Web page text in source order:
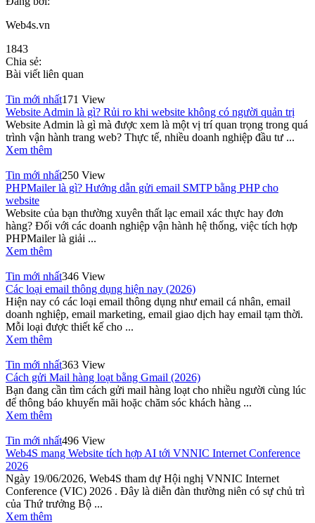
Web4s.vn
1843
Chia sẻ:
Bài viết liên quan
Tin mới nhất171 View
Website Admin là gì? Rủi ro khi website không có người quản trị
Website Admin là gì mà được xem là một vị trí quan trọng trong quá
trình vận hành trang web? Thực tế, nhiều doanh nghiệp đầu tư ...
Xem thêm
Tin mới nhất250 View
PHPMailer là gì? Hướng dẫn gửi email SMTP bằng PHP cho
website
Website của bạn thường xuyên thất lạc email xác thực hay đơn
hàng? Đối với các doanh nghiệp vận hành hệ thống, việc tích hợp
PHPMailer là giải ...
Xem thêm
Tin mới nhất346 View
Các loại email thông dụng hiện nay (2026)
Hiện nay có các loại email thông dụng như email cá nhân, email
doanh nghiệp, email marketing, email giao dịch hay email tạm thời.
Mỗi loại được thiết kế cho ...
Xem thêm
Tin mới nhất363 View
Cách gửi Mail hàng loạt bằng Gmail (2026)
Bạn đang cần tìm cách gửi mail hàng loạt cho nhiều người cùng lúc
để thông báo khuyến mãi hoặc chăm sóc khách hàng ...
Xem thêm
Tin mới nhất496 View
Web4S mang Website tích hợp AI tới VNNIC Internet Conference
2026
Ngày 19/06/2026, Web4S tham dự Hội nghị VNNIC Internet
Conference (VIC) 2026 . Đây là diễn đàn thường niên có sự chủ trì
của Thứ trưởng Bộ ...
Xem thêm